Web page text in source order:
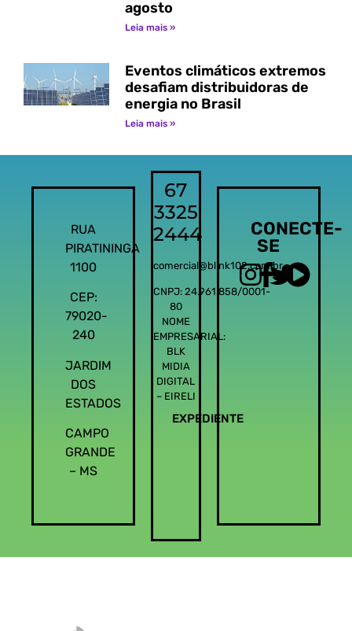
agosto
Leia mais »
Eventos climáticos extremos
desafiam distribuidoras de
energia no Brasil
Leia mais »
RUA
PIRATININGA
1100
CEP:
79020-
240
JARDIM
DOS
ESTADOS
CAMPO
GRANDE
– MS
67
3325
2444
comercial@blink102.com.br
CNPJ: 24.961.858/0001-
80
NOME
EMPRESARIAL:
BLK
MIDIA
DIGITAL
– EIRELI
EXPEDIENTE
CONECTE-
SE